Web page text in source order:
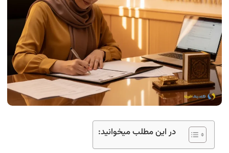
در این مطلب میخوانید: